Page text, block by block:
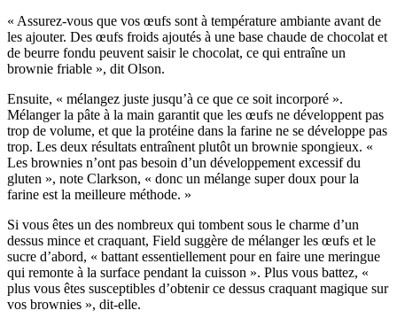
« Assurez-vous que vos œufs sont à température ambiante avant de
les ajouter. Des œufs froids ajoutés à une base chaude de chocolat et
de beurre fondu peuvent saisir le chocolat, ce qui entraîne un
brownie friable », dit Olson.
Ensuite, « mélangez juste jusqu’à ce que ce soit incorporé ».
Mélanger la pâte à la main garantit que les œufs ne développent pas
trop de volume, et que la protéine dans la farine ne se développe pas
trop. Les deux résultats entraînent plutôt un brownie spongieux. «
Les brownies n’ont pas besoin d’un développement excessif du
gluten », note Clarkson, « donc un mélange super doux pour la
farine est la meilleure méthode. »
Si vous êtes un des nombreux qui tombent sous le charme d’un
dessus mince et craquant, Field suggère de mélanger les œufs et le
sucre d’abord, « battant essentiellement pour en faire une meringue
qui remonte à la surface pendant la cuisson ». Plus vous battez, «
plus vous êtes susceptibles d’obtenir ce dessus craquant magique sur
vos brownies », dit-elle.